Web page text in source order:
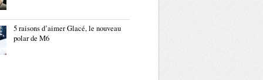
5 raisons d’aimer Glacé, le nouveau
polar de M6